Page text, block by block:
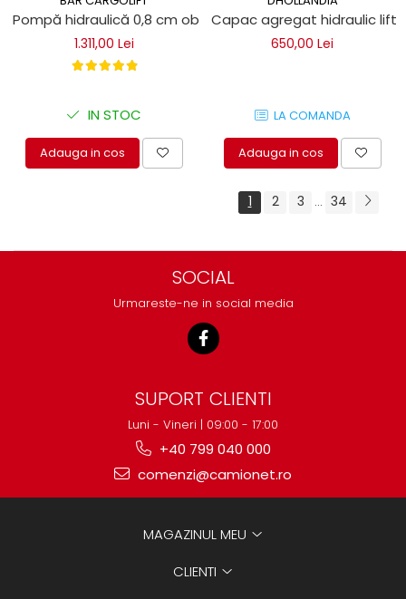
Pompă hidraulică 0,8 cm obloane Bar Cargolift
1.311,00 Lei
IN STOC
Adauga in cos
Capac agregat hidraulic lift
650,00 Lei
LA COMANDA
Adauga in cos
1 2 3 ... 34
SOCIAL
Urmareste-ne in social media
SUPORT CLIENTI
Luni - Vineri | 09:00 - 17:00
+40 799 040 000
comenzi@camionet.ro
MAGAZINUL MEU
CLIENTI